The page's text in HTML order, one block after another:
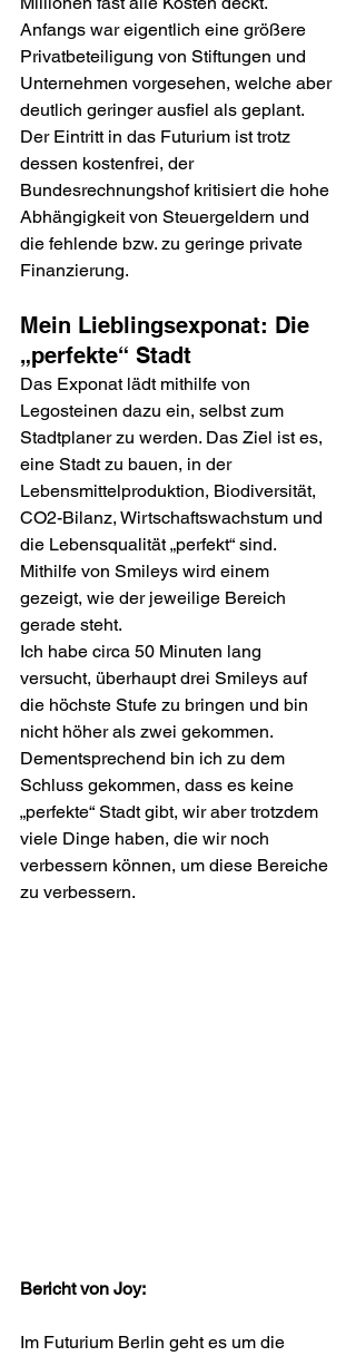
Anfangs war eigentlich eine größere
Privatbeteiligung von Stiftungen und
Unternehmen vorgesehen, welche aber
deutlich geringer ausfiel als geplant.
Der Eintritt in das Futurium ist trotz
dessen kostenfrei, der
Bundesrechnungshof kritisiert die hohe
Abhängigkeit von Steuergeldern und
die fehlende bzw. zu geringe private
Finanzierung.
Mein Lieblingsexponat: Die
„perfekte“ Stadt
Das Exponat lädt mithilfe von
Legosteinen dazu ein, selbst zum
Stadtplaner zu werden. Das Ziel ist es,
eine Stadt zu bauen, in der
Lebensmittelproduktion, Biodiversität,
CO2-Bilanz, Wirtschaftswachstum und
die Lebensqualität „perfekt“ sind.
Mithilfe von Smileys wird einem
gezeigt, wie der jeweilige Bereich
gerade steht.
Ich habe circa 50 Minuten lang
versucht, überhaupt drei Smileys auf
die höchste Stufe zu bringen und bin
nicht höher als zwei gekommen.
Dementsprechend bin ich zu dem
Schluss gekommen, dass es keine
„perfekte“ Stadt gibt, wir aber trotzdem
viele Dinge haben, die wir noch
verbessern können, um diese Bereiche
zu verbessern.
Bericht von Joy:
Im Futurium Berlin geht es um die